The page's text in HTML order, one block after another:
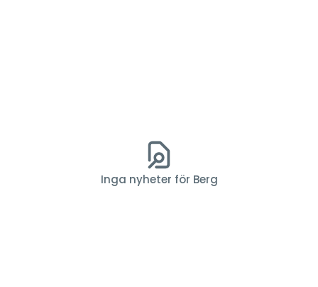
Inga nyheter för Berg